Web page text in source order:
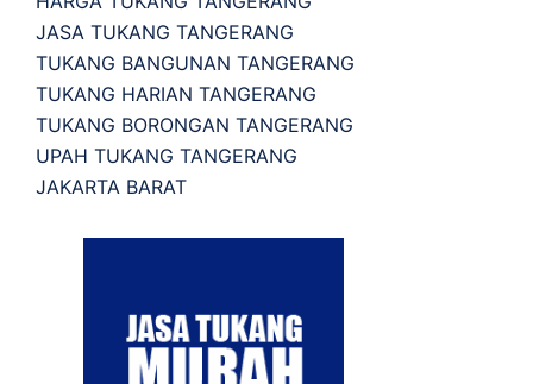
JASA TUKANG TANGERANG
TUKANG BANGUNAN TANGERANG
TUKANG HARIAN TANGERANG
TUKANG BORONGAN TANGERANG
UPAH TUKANG TANGERANG
JAKARTA BARAT